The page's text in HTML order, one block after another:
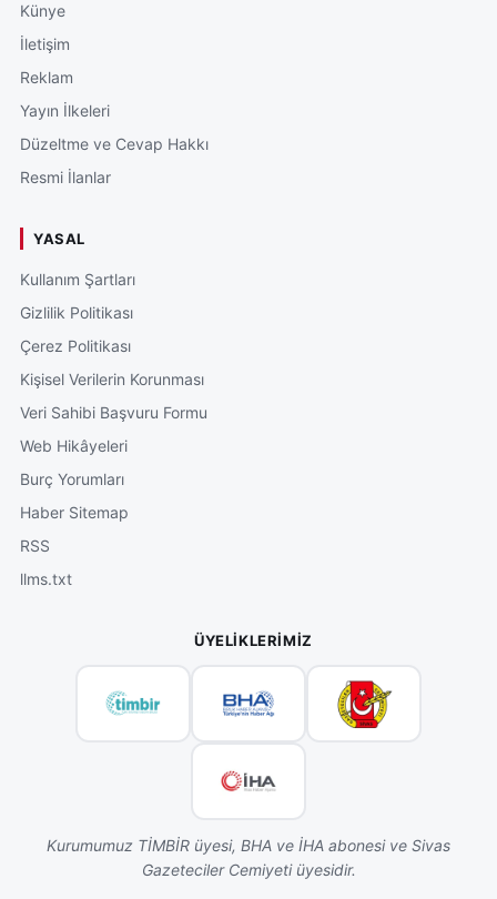
Künye
İletişim
Reklam
Yayın İlkeleri
Düzeltme ve Cevap Hakkı
Resmi İlanlar
YASAL
Kullanım Şartları
Gizlilik Politikası
Çerez Politikası
Kişisel Verilerin Korunması
Veri Sahibi Başvuru Formu
Web Hikâyeleri
Burç Yorumları
Haber Sitemap
RSS
llms.txt
ÜYELIKLERIMIZ
Kurumumuz TİMBİR üyesi, BHA ve İHA abonesi ve Sivas
Gazeteciler Cemiyeti üyesidir.